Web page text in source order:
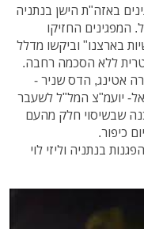
באזה"ת הישן בנתניה
המפגינים החזיקו
בארצנו" וביקשו מדלל
ללא הסכמה רחבה.
אטינג, הדס שניר -
יועמ"צ המל"ל לשעבר
שבשיסוי חלק מהעם
כיפור.
בנתניה וליזי לוי